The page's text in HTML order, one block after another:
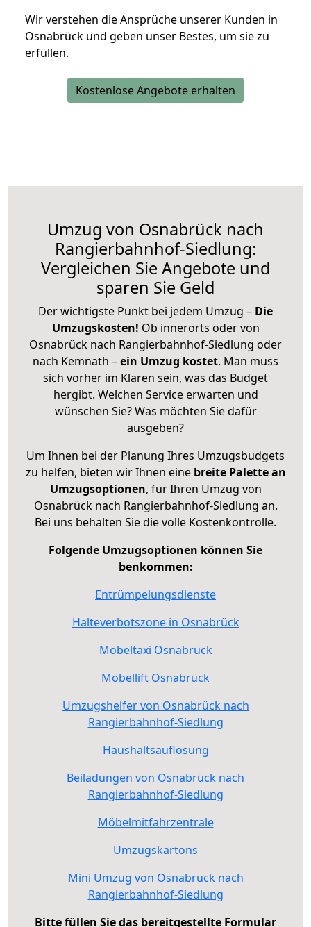
Wir verstehen die Ansprüche unserer Kunden in
Osnabrück und geben unser Bestes, um sie zu
erfüllen.
Kostenlose Angebote erhalten
Umzug von Osnabrück nach
Rangierbahnhof-Siedlung:
Vergleichen Sie Angebote und
sparen Sie Geld
Der wichtigste Punkt bei jedem Umzug – Die
Umzugskosten! Ob innerorts oder von
Osnabrück nach Rangierbahnhof-Siedlung oder
nach Kemnath –ein Umzug kostet. Man muss
sich vorher im Klaren sein, was das Budget
hergibt. Welchen Service erwarten und
wünschen Sie? Was möchten Sie dafür
ausgeben?
Um Ihnen bei der Planung Ihres Umzugsbudgets
zu helfen, bieten wir Ihnen eine breite Palette an
Umzugsoptionen, für Ihren Umzug von
Osnabrück nach Rangierbahnhof-Siedlung an.
Bei uns behalten Sie die volle Kostenkontrolle.
Folgende Umzugsoptionen können Sie
benkommen:
Entrümpelungsdienste
Halteverbotszone in Osnabrück
Möbeltaxi Osnabrück
Möbellift Osnabrück
Umzugshelfer von Osnabrück nach
Rangierbahnhof-Siedlung
Haushaltsauflösung
Beiladungen von Osnabrück nach
Rangierbahnhof-Siedlung
Möbelmitfahrzentrale
Umzugskartons
Mini Umzug von Osnabrück nach
Rangierbahnhof-Siedlung
Bitte füllen Sie das bereitgestellte Formular